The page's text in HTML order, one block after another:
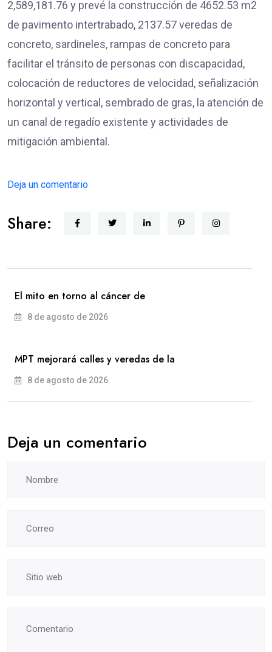
2,589,181.76 y prevé la construcción de 4652.53 m2
de pavimento intertrabado, 2137.57 veredas de
concreto, sardineles, rampas de concreto para
facilitar el tránsito de personas con discapacidad,
colocación de reductores de velocidad, señalización
horizontal y vertical, sembrado de gras, la atención de
un canal de regadío existente y actividades de
mitigación ambiental.
Deja un comentario
Share:
El mito en torno al cáncer de
8 de agosto de 2026
MPT mejorará calles y veredas de la
8 de agosto de 2026
Deja un comentario